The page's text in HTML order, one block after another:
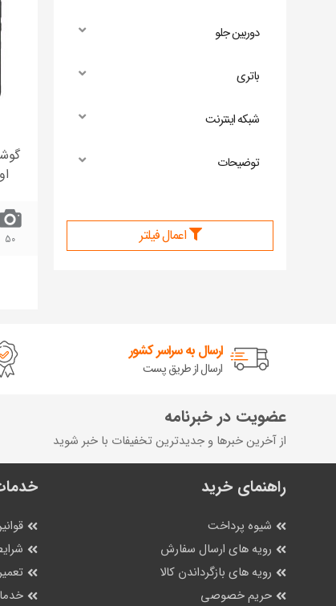
دوربین جلو
باتری
شبکه اینترنت
توضیحات
اعمال فیلتر 50
ارسال به سراسر کشور
ارسال از طریق پست
عضویت در خبرنامه
از آخرین خبرها و جدیدترین تخفیفات با خبر شوید
راهنمای خرید
شیوه پرداخت
رویه های ارسال سفارش
رویه های بازگرداندن کالا
حریم خصوصی